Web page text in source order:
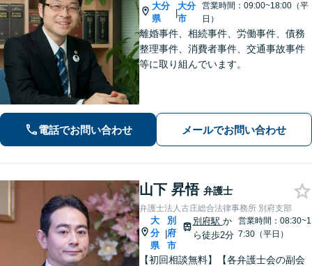
大分
県
|
大分
市
営業時間：09:00~18:00（平
日）
離婚事件、相続事件、労働事件、債務
整理事件、消費者事件、交通事故事件
等に取り組んでいます。
電話でお問い合わせ メールでお問い合わせ
山下 昇悟 弁護士
弁護士法人古庄総合法律事務所 別府支部
大
分
県
|
別
府
市
別府駅 か
ら徒歩2分
営業時間：08:30~1
7:30（平日）
【初回相談無料】【各弁護士会の副会